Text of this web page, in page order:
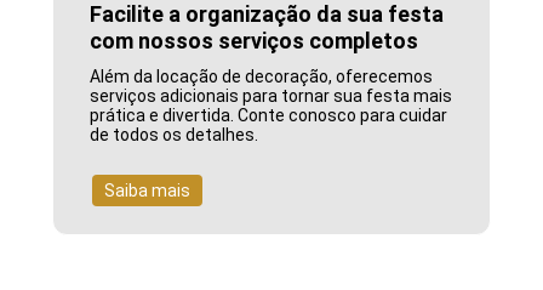
Facilite a organização da sua festa
com nossos serviços completos
Além da locação de decoração, oferecemos
serviços adicionais para tornar sua festa mais
prática e divertida. Conte conosco para cuidar
de todos os detalhes.
Saiba mais